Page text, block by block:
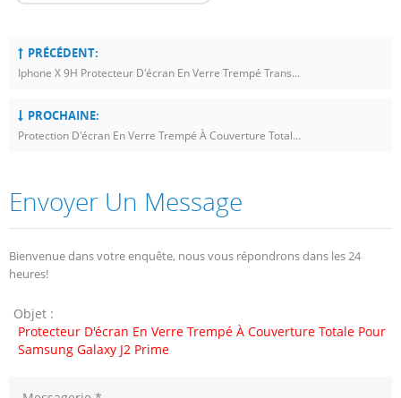
PRÉCÉDENT:
Iphone X 9H Protecteur D'écran En Verre Trempé Transparent
PROCHAINE:
Protection D'écran En Verre Trempé À Couverture Totale Huawei P20 Lite / Nova 3E
Envoyer Un Message
Bienvenue dans votre enquête, nous vous répondrons dans les 24
heures!
Objet :
Protecteur D'écran En Verre Trempé À Couverture Totale Pour
Samsung Galaxy J2 Prime